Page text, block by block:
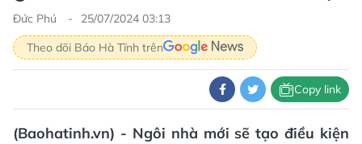
Đức Phú
25/07/2024 03:13
Theo dõi Báo Hà Tĩnh trên
Copy link
(Baohatinh.vn) - Ngôi nhà mới sẽ tạo điều kiện